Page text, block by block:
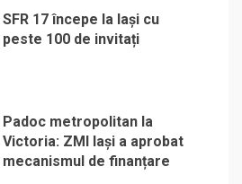
SFR 17 începe la Iași cu
peste 100 de invitați
Padoc metropolitan la
Victoria: ZMI Iași a aprobat
mecanismul de finanțare